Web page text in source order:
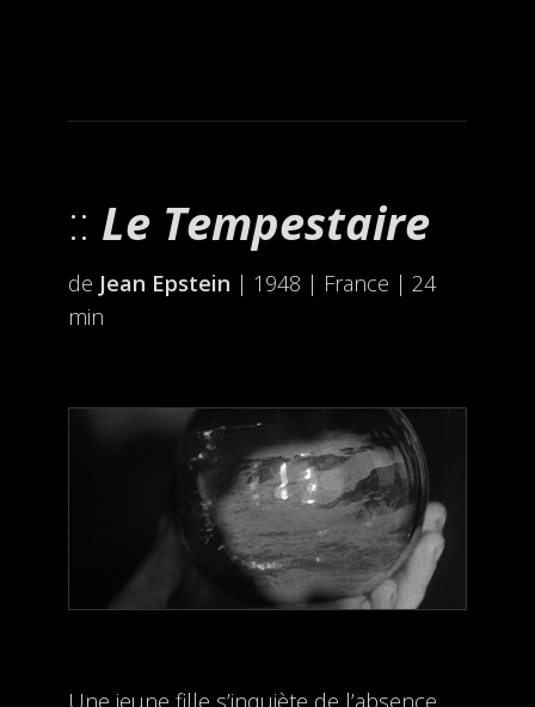
Le Tempestaire
de Jean Epstein | 1948 | France | 24
min
Une jeune fille s’inquiète de l’absence